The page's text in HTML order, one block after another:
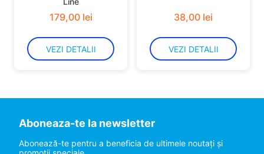
179,00 lei
VEZI DETALII
38,00 lei
VEZI DETALII
Aboneaza-te la newsletter
Abonează-te pentru a beneficia de ultimele noutaţi şi